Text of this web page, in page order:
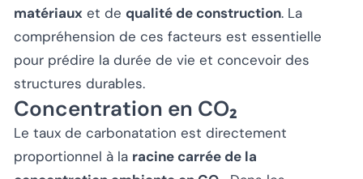
matériaux et de qualité de construction. La
compréhension de ces facteurs est essentielle
pour prédire la durée de vie et concevoir des
structures durables.
Concentration en CO₂
Le taux de carbonatation est directement
proportionnel à la racine carrée de la